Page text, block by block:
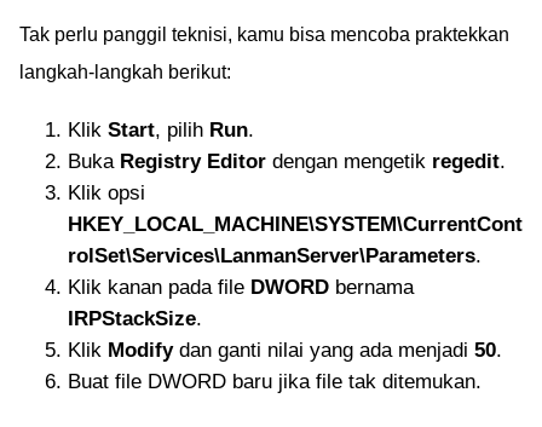
Tak perlu panggil teknisi, kamu bisa mencoba praktekkan
langkah-langkah berikut:
Klik Start, pilih Run.
Buka Registry Editor dengan mengetik regedit.
Klik opsi
HKEY_LOCAL_MACHINE\SYSTEM\CurrentCont
rolSet\Services\LanmanServer\Parameters.
Klik kanan pada file DWORD bernama
IRPStackSize.
Klik Modifydan ganti nilai yang ada menjadi 50.
Buat file DWORD baru jika file tak ditemukan.